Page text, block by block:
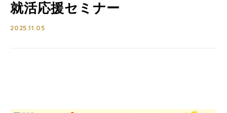
就活応援セミナー
2025.11.05